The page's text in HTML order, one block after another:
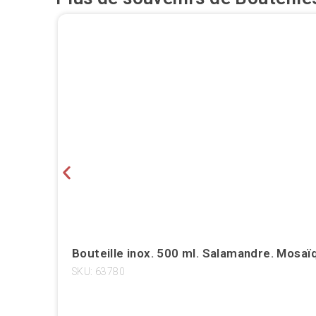
Bouteille inox. 500 ml. Salamandre.
SKU: 63780